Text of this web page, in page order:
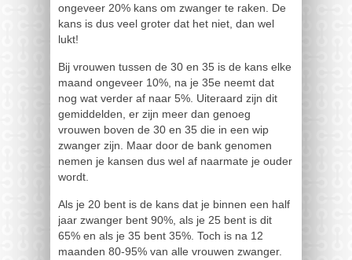
ongeveer 20% kans om zwanger te raken. De
kans is dus veel groter dat het niet, dan wel
lukt!
Bij vrouwen tussen de 30 en 35 is de kans elke
maand ongeveer 10%, na je 35e neemt dat
nog wat verder af naar 5%. Uiteraard zijn dit
gemiddelden, er zijn meer dan genoeg
vrouwen boven de 30 en 35 die in een wip
zwanger zijn. Maar door de bank genomen
nemen je kansen dus wel af naarmate je ouder
wordt.
Als je 20 bent is de kans dat je binnen een half
jaar zwanger bent 90%, als je 25 bent is dit
65% en als je 35 bent 35%. Toch is na 12
maanden 80-95% van alle vrouwen zwanger.